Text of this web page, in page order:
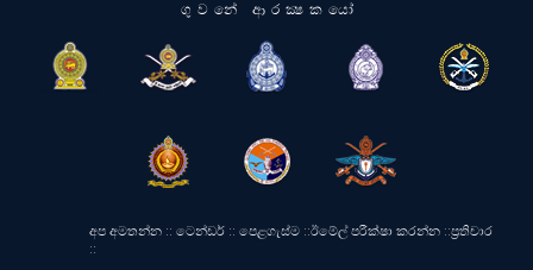
ගුවනේ ආරක්‍ෂකයෝ
අප අමතන්න :: ටෙන්ඩර් :: පෙළගැස්ම ::ඊමේල් පරීක්ෂා කරන්න ::ප්‍රතිචාර
::